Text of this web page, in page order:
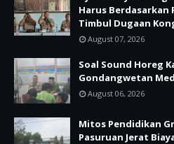
Harus Berdasarkan
Timbul Dugaan
August 07, 2026
Soal Sound Horeg
Gondangwetan
August 06, 2026
Mitos Pendidikan
Pasuruan Jerat